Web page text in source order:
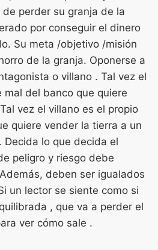
perder su granja de la
por conseguir el dinero
Su meta /objetivo /misión
de la granja. Oponerse a
o villano . Tal vez el
del banco que quiere
vez el villano es el propio
quiere vender la tierra a un
lo que decida el
peligro y riesgo debe
deben ser igualados
un lector se siente como si
, que va a perder el
ver cómo sale .